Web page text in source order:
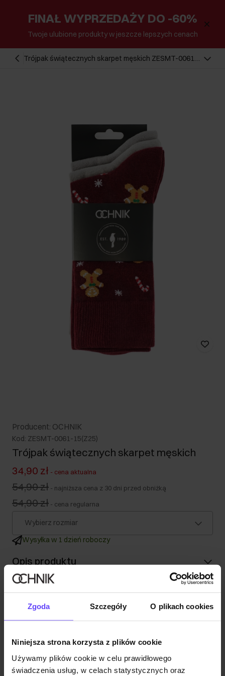
Zgoda Szczegóły O plikach cookies
Niniejsza strona korzysta z plików cookie
Używamy plików cookie w celu prawidłowego
świadczenia usług, w celach statystycznych oraz
FINAŁ WYPRZEDAŻY DO -60%
Twoje ulubione produkty w jeszcze lepszych cenach
Trójpak świątecznych skarpet męskich ZESMT-0061-
Producent: OCHNIK
Kod: ZESMT-0061-15(Z25)
Trójpak świątecznych skarpet męskich
34,90 zł - cena aktualna
54,90 zł - najniższa cena z 30 dni przed obniżką
54,90 zł - cena regularna
Wybierz rozmiar
Wysyłka w 1 dzień roboczy
Opis produktu
Szczegóły
Opinie